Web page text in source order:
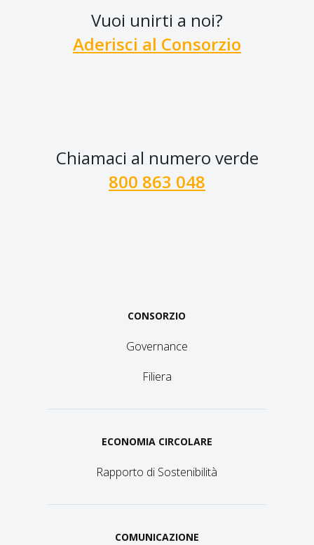
Vuoi unirti a noi?
Aderisci al Consorzio
Chiamaci al numero verde
800 863 048
CONSORZIO
Governance
Filiera
ECONOMIA CIRCOLARE
Rapporto di Sostenibilità
COMUNICAZIONE